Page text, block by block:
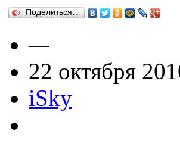
Поделиться…
—
22 октября
iSky